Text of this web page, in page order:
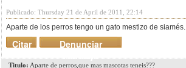
Publicado: Thursday 21 de April de 2011, 22:14
Aparte de los perros tengo un gato mestizo de siamés.
Denunciar
mensaje
Citar
Titulo: Aparte de perros,que mas mascotas teneis???